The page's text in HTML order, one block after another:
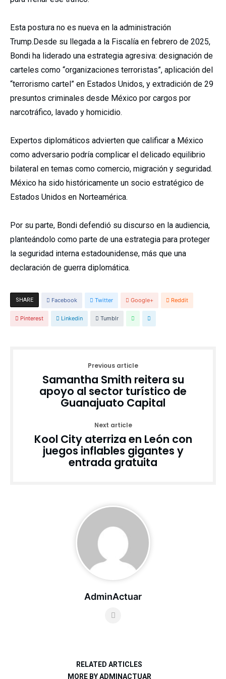
Esta postura no es nueva en la administración
Trump.Desde su llegada a la Fiscalía en febrero de 2025,
Bondi ha liderado una estrategia agresiva: designación de
carteles como “organizaciones terroristas”, aplicación del
“terrorismo cartel” en Estados Unidos, y extradición de 29
presuntos criminales desde México por cargos por
narcotráfico, lavado y homicidio.
Expertos diplomáticos advierten que calificar a México
como adversario podría complicar el delicado equilibrio
bilateral en temas como comercio, migración y seguridad.
México ha sido históricamente un socio estratégico de
Estados Unidos en Norteamérica.
Por su parte, Bondi defendió su discurso en la audiencia,
planteándolo como parte de una estrategia para proteger
la seguridad interna estadounidense, más que una
declaración de guerra diplomática.
SHARE Facebook Twitter Google+ Reddit
Pinterest Linkedin Tumblr
Previous article
Samantha Smith reitera su
apoyo al sector turístico de
Guanajuato Capital
Next article
Kool City aterriza en León con
juegos inflables gigantes y
entrada gratuita
AdminActuar
RELATED ARTICLES
MORE BY ADMINACTUAR